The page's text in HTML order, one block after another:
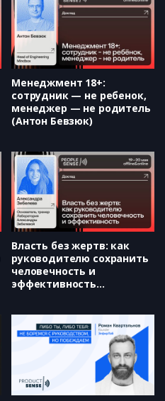
Менеджмент 18+:
сотрудник — не ребенок,
менеджер — не родитель
(Антон Бевзюк)
Власть без жертв: как
руководителю сохранить
человечность и
эффективность